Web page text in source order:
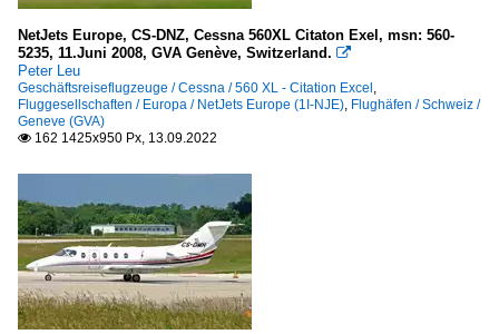
NetJets Europe, CS-DNZ, Cessna 560XL Citaton Exel, msn: 560-
5235, 11.Juni 2008, GVA Genève, Switzerland. 
Peter Leu
Geschäftsreiseflugzeuge / Cessna / 560 XL - Citation Excel,
Fluggesellschaften / Europa / NetJets Europe (1I-NJE), Flughäfen / Schweiz /
Geneve (GVA)
 162 1425x950 Px, 13.09.2022